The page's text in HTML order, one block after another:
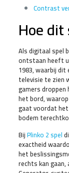
Contrast
Hoe
Als digitaal spel
ontstaan heeft
1983, waarbij
televisie te zien
gamers
het bord,
gaat voordat het
bodem
BijPlinko 2 spel
exactheid
het
rechts kan gaan,